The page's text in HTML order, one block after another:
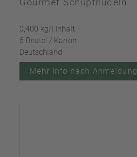
0,400 kg/l Inhalt
6 Beutel / Karton
Deutschland
Mehr Info nach Anmeldung